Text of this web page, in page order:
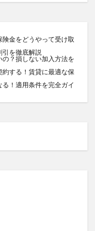
金をどうやって受け取
を徹底解説
？損しない加入方法を
する！賃貸に最適な保
！適用条件を完全ガイ